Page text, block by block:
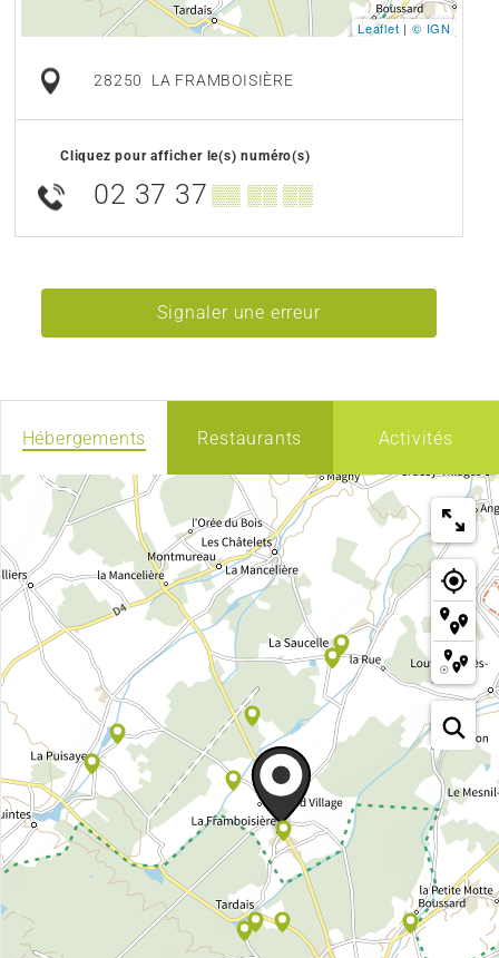
Leaflet| © IGN
28250 LA FRAMBOISIÈRE
Cliquez pour afficher le(s) numéro(s)
02 37 37 ▒▒ ▒▒ ▒▒
Signaler une erreur
Hébergements Restaurants Activités